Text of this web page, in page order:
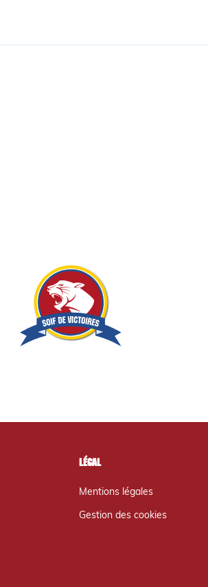
Légal
Mentions légales
Gestion des cookies